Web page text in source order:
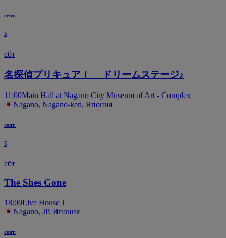
сент.
5
сбт
名探偵プリキュア！ ドリームステージ♪
11:00Main Hall at Nagano City Museum of Art - Complex
Nagano, Nagano-ken, Япония
сент.
5
сбт
The Shes Gone
18:00Live House J
Nagano, JP, Япония
сент.